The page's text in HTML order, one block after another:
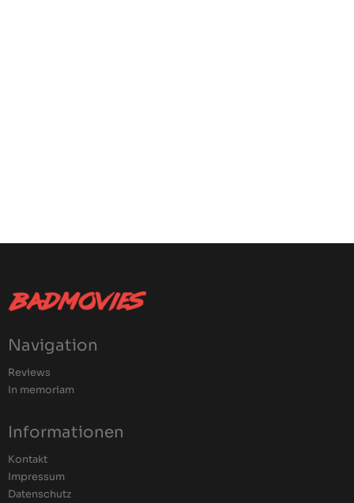
Navigation
Reviews
In memoriam
Informationen
Kontakt
Impressum
Datenschutz